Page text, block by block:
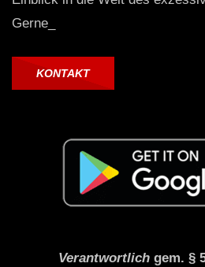
Gerne_
KONTAKT
Verantwortlichgem. §